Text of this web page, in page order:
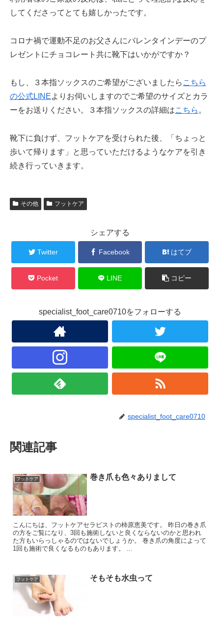
してくださってとても嬉しかったです。
コロナ禍で運動不足のお父さんにバレンタインデーのプ
レゼントにチョコレート共に靴下はいかがですか？
もし、３本指ソックスのご希望がございましたら こちら
の公式LINEよりお伺いしますのでご希望のサイズとカラ
ーをお送りください。３本指ソックスの詳細はこちら 。
靴下に負けず、フットケアを受けられた後、「ちょっと
歩いて帰ります」と思っていただけるようなケアを引き
続き行っていきます。
その他 フットケア
シェアする
Twitter Facebook はてブ
Pocket LINE コピー
specialist_foot_care0710をフォローする
specialist_foot_care0710
関連記事
フットケア 巻き爪も色々ありまして
こんにちは、フットケアセラピストの柿原恵美です。 昨日の巻き爪
の方をご覧になり、3回も施術しないと良くならないのかと思われ
た方もいらっしゃるのではないでしょうか。 巻き爪の角度によって
1回も施術で良くなるものもあります。 ...
フットケア そもそも水虫って